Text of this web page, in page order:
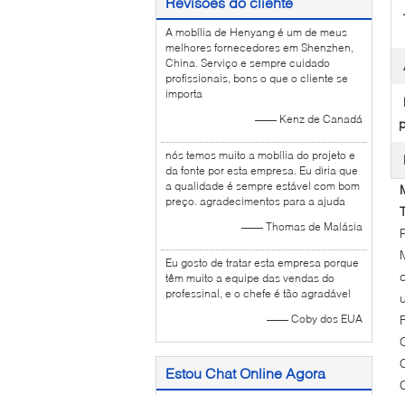
A mobília de Henyang é um de meus
melhores fornecedores em Shenzhen,
China. Serviço e sempre cuidado
profissionais, bons o que o cliente se
importa
—— Kenz de Canadá
nós temos muito a mobília do projeto e
da fonte por esta empresa. Eu diria que
a qualidade é sempre estável com bom
preço. agradecimentos para a ajuda
—— Thomas de Malásia
Eu gosto de tratar esta empresa porque
têm muito a equipe das vendas do
professinal, e o chefe é tão agradável
—— Coby dos EUA
Estou Chat Online Agora